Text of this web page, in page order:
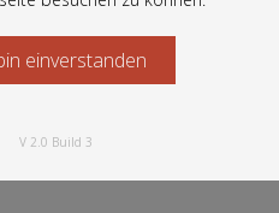
einverstanden
Sie jetzt
V 2.0 Build 3